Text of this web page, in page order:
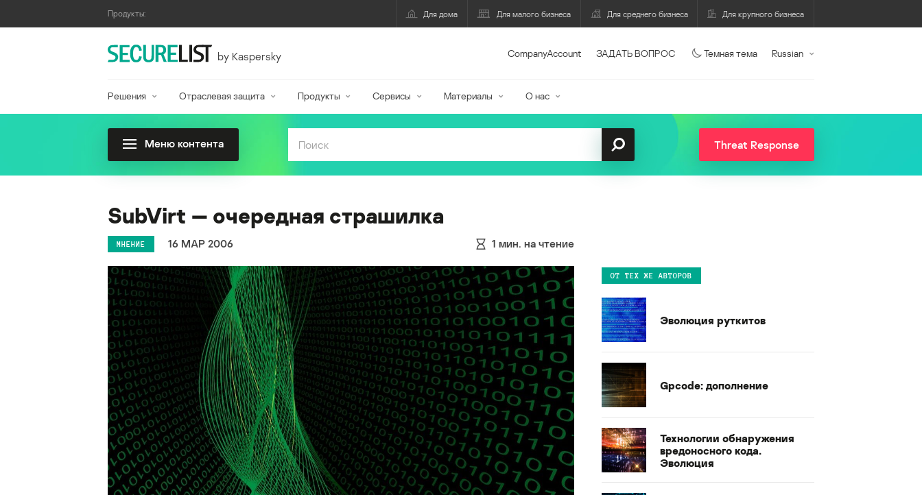
Продукты: Для дома Для малого бизнеса Для среднего бизнеса Для крупного бизнеса
by Kaspersky CompanyAccount ЗАДАТЬ ВОПРОС Темная тема Russian
Решения Отраслевая защита Продукты Сервисы Материалы О нас
Меню контента Threat Response
SubVirt — очередная страшилка
МНЕНИЕ 16 МАР 2006 1 мин. на чтение
ОТ ТЕХ ЖЕ АВТОРОВ
Эволюция руткитов
Gpcode: дополнение
Технологии обнаружения
вредоносного кода.
Эволюция